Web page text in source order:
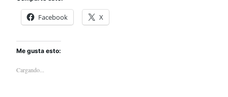
Facebook X
Me gusta esto:
Cargando...